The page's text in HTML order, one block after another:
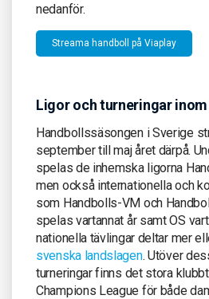
nedanför.
Streama handboll på Viaplay
Ligor och turneringar
Handbollssäsongen i Sverige
september till maj året därpå.
spelas de inhemska ligorna
men också internationella och
som Handbolls-VM och
spelas vartannat år samt OS
nationella tävlingar deltar mer
svenska landslagen. Utöver
turneringar finns det stora
Champions League för både